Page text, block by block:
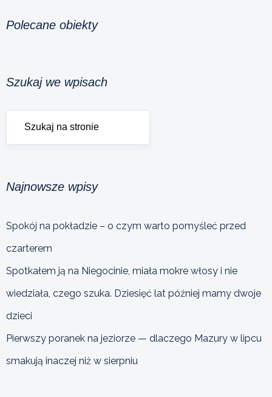
Polecane obiekty
Szukaj we wpisach
Najnowsze wpisy
Spokój na pokładzie – o czym warto pomyśleć przed
czarterem
Spotkałem ją na Niegocinie, miała mokre włosy i nie
wiedziała, czego szuka. Dziesięć lat później mamy dwoje
dzieci
Pierwszy poranek na jeziorze — dlaczego Mazury w lipcu
smakują inaczej niż w sierpniu